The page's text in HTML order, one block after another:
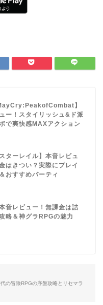
】
ー！スタイリッシュ&ド派
で爽快感MAXアクション
スターレイル】本音レビュ
はきつい？実際にプレイ
おすすめパーティ
本音レビュー！無課金は詰
略＆神グラRPGの魅力
の冒険RPGの序盤攻略とリセマラ